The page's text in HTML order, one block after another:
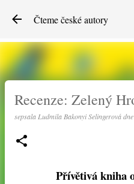
Přeskočit
Čteme české autory
Recenze: Zelený
sepsala Ludmila Bakonyi Selingerovádne
Přívětivá kniha